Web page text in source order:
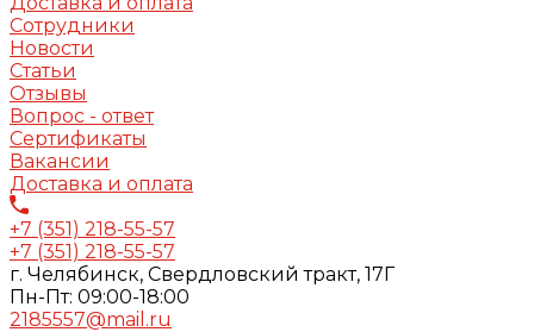
Сотрудники
Новости
Статьи
Отзывы
Вопрос - ответ
Сертификаты
Вакансии
Доставка и оплата
+7 (351) 218-55-57
+7 (351) 218-55-57
г. Челябинск, Свердловский тракт, 17Г
Пн-Пт: 09:00-18:00
2185557@mail.ru